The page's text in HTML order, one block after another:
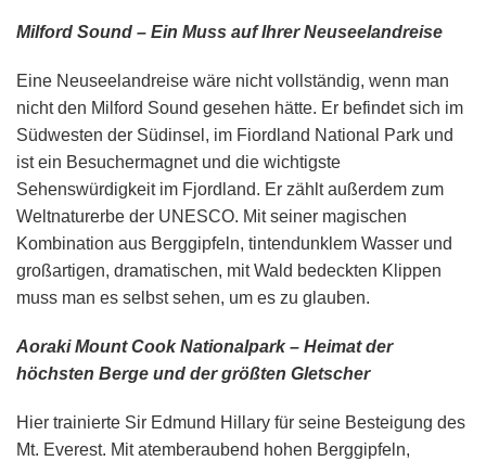
Milford Sound – Ein Muss auf Ihrer Neuseelandreise
Eine Neuseelandreise wäre nicht vollständig, wenn man
nicht den Milford Sound gesehen hätte. Er befindet sich im
Südwesten der Südinsel, im Fiordland National Park und
ist ein Besuchermagnet und die wichtigste
Sehenswürdigkeit im Fjordland. Er zählt außerdem zum
Weltnaturerbe der UNESCO. Mit seiner magischen
Kombination aus Berggipfeln, tintendunklem Wasser und
großartigen, dramatischen, mit Wald bedeckten Klippen
muss man es selbst sehen, um es zu glauben.
Aoraki Mount Cook Nationalpark – Heimat der
höchsten Berge und der größten Gletscher
Hier trainierte Sir Edmund Hillary für seine Besteigung des
Mt. Everest. Mit atemberaubend hohen Berggipfeln,